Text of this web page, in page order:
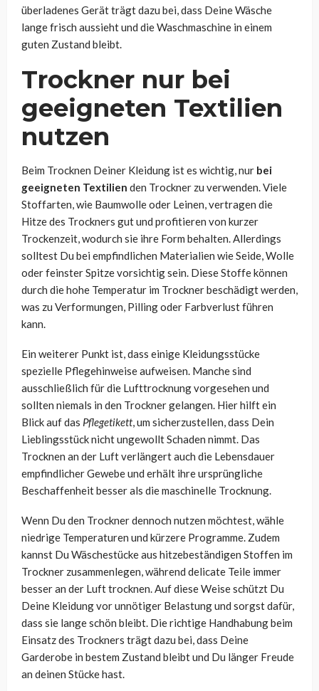
überladenes Gerät trägt dazu bei, dass Deine Wäsche
lange frisch aussieht und die Waschmaschine in einem
guten Zustand bleibt.
Trockner nur bei
geeigneten Textilien
nutzen
Beim Trocknen Deiner Kleidung ist es wichtig, nur bei
geeigneten Textilien den Trockner zu verwenden. Viele
Stoffarten, wie Baumwolle oder Leinen, vertragen die
Hitze des Trockners gut und profitieren von kurzer
Trockenzeit, wodurch sie ihre Form behalten. Allerdings
solltest Du bei empfindlichen Materialien wie Seide, Wolle
oder feinster Spitze vorsichtig sein. Diese Stoffe können
durch die hohe Temperatur im Trockner beschädigt werden,
was zu Verformungen, Pilling oder Farbverlust führen
kann.
Ein weiterer Punkt ist, dass einige Kleidungsstücke
spezielle Pflegehinweise aufweisen. Manche sind
ausschließlich für die Lufttrocknung vorgesehen und
sollten niemals in den Trockner gelangen. Hier hilft ein
Blick auf das Pflegetikett, um sicherzustellen, dass Dein
Lieblingsstück nicht ungewollt Schaden nimmt. Das
Trocknen an der Luft verlängert auch die Lebensdauer
empfindlicher Gewebe und erhält ihre ursprüngliche
Beschaffenheit besser als die maschinelle Trocknung.
Wenn Du den Trockner dennoch nutzen möchtest, wähle
niedrige Temperaturen und kürzere Programme. Zudem
kannst Du Wäschestücke aus hitzebeständigen Stoffen im
Trockner zusammenlegen, während delicate Teile immer
besser an der Luft trocknen. Auf diese Weise schützt Du
Deine Kleidung vor unnötiger Belastung und sorgst dafür,
dass sie lange schön bleibt. Die richtige Handhabung beim
Einsatz des Trockners trägt dazu bei, dass Deine
Garderobe in bestem Zustand bleibt und Du länger Freude
an deinen Stücke hast.